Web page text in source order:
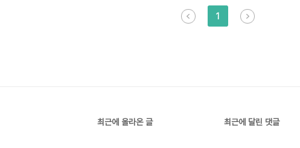
1
최근에 올라온 글 최근에 달린 댓글